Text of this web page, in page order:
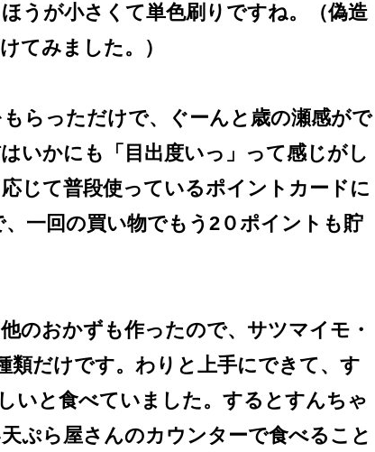
うが小さくて単色刷りですね。（偽造
てみました。）
らっただけで、ぐーんと歳の瀬感がで
いかにも「目出度いっ」って感じがし
じて普段使っているポイントカードに
一回の買い物でもう2０ポイントも貯
のおかずも作ったので、サツマイモ・
類だけです。わりと上手にできて、す
いと食べていました。するとすんちゃ
ぷら屋さんのカウンターで食べること